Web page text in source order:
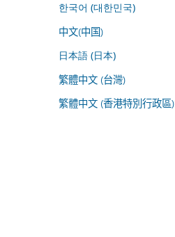
한국어 (대한민국)
中文(中国)
日本語 (日本)
繁體中文 (台灣)
繁體中文 (香港特別行政區)